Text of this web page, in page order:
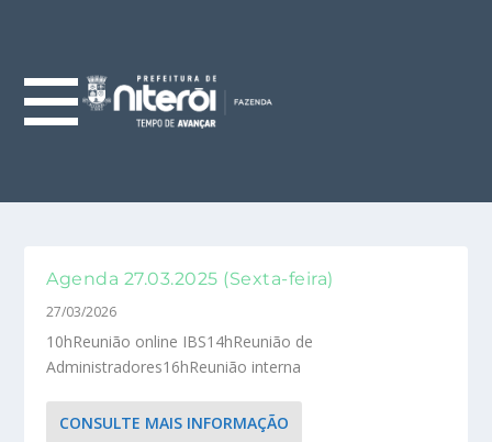
Agenda 27.03.2025 (Sexta-feira)
27/03/2026
10hReunião online IBS14hReunião de
Administradores16hReunião interna
CONSULTE MAIS INFORMAÇÃO